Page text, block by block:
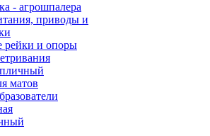
- агрошпалера
приводы и
рейки и опоры
матов